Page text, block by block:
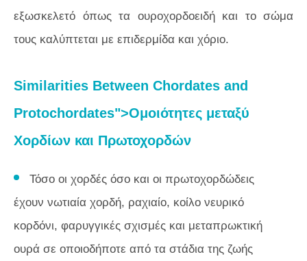
εξωσκελετό όπως τα ουροχορδοειδή και το σώμα
τους καλύπτεται με επιδερμίδα και χόριο.
Similarities Between Chordates and
Protochordates">Ομοιότητες μεταξύ
Χορδίων και Πρωτοχορδών
Τόσο οι χορδές όσο και οι πρωτοχορδώδεις
έχουν νωτιαία χορδή, ραχιαίο, κοίλο νευρικό
κορδόνι, φαρυγγικές σχισμές και μεταπρωκτική
ουρά σε οποιοδήποτε από τα στάδια της ζωής